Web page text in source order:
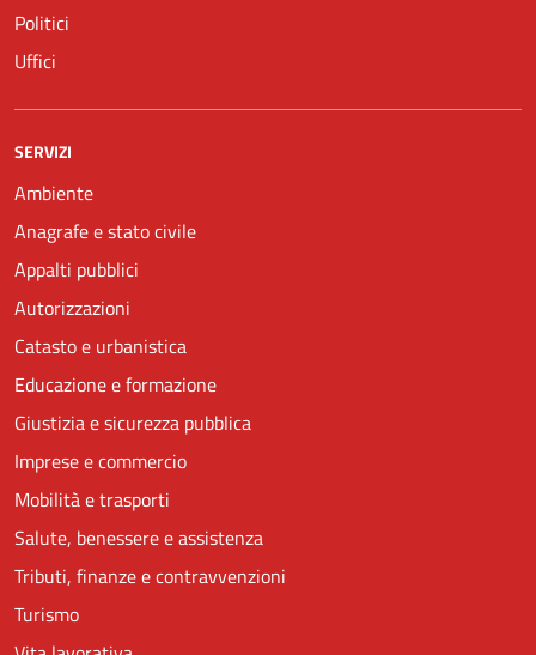
Politici
Uffici
SERVIZI
Ambiente
Anagrafe e stato civile
Appalti pubblici
Autorizzazioni
Catasto e urbanistica
Educazione e formazione
Giustizia e sicurezza pubblica
Imprese e commercio
Mobilità e trasporti
Salute, benessere e assistenza
Tributi, finanze e contravvenzioni
Turismo